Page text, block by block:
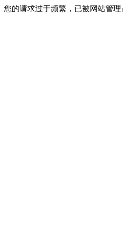
您的请求过于频繁，已被网站管理